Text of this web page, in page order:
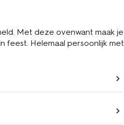
Met deze ovenwant maak je
feest. Helemaal persoonlijk met